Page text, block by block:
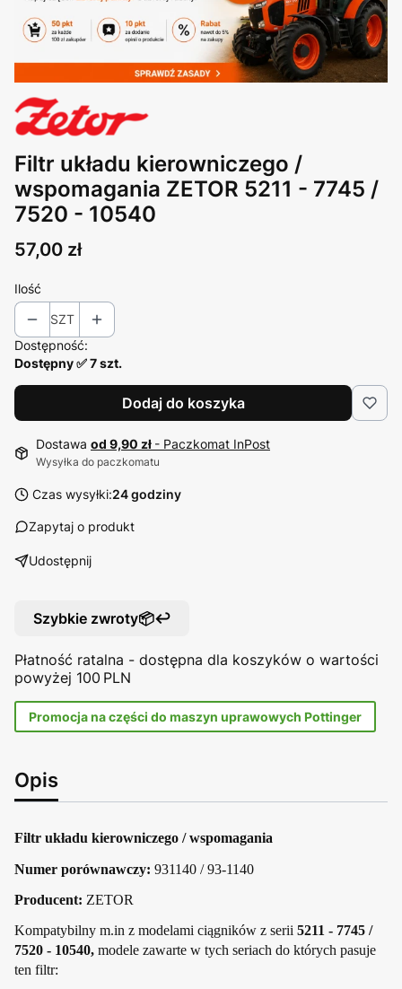
Filtr układu kierowniczego /
wspomagania ZETOR 5211 - 7745 /
7520 - 10540
Cena
57,00 zł
Ilość
SZT
Dostępność:
Dostępny ✅ 7 szt.
Dodaj do koszyka
Dostawa od 9,90 zł - Paczkomat InPost
Wysyłka do paczkomatu
Czas wysyłki:24 godziny
Zapytaj o produkt
Udostępnij
Szybkie zwroty📦↩️
Płatność ratalna - dostępna dla koszyków o wartości
powyżej 100 PLN
Promocja na części do maszyn uprawowych Pottinger
Opis
Filtr układu kierowniczego / wspomagania
Numer porównawczy: 931140 / 93-1140
Producent: ZETOR
Kompatybilny m.in z modelami ciągników z serii 5211 - 7745 /
7520 - 10540, modele zawarte w tych seriach do których pasuje
ten filtr: